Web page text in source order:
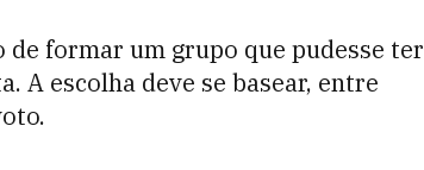
formar um grupo que pudesse ter
A escolha deve se basear, entre